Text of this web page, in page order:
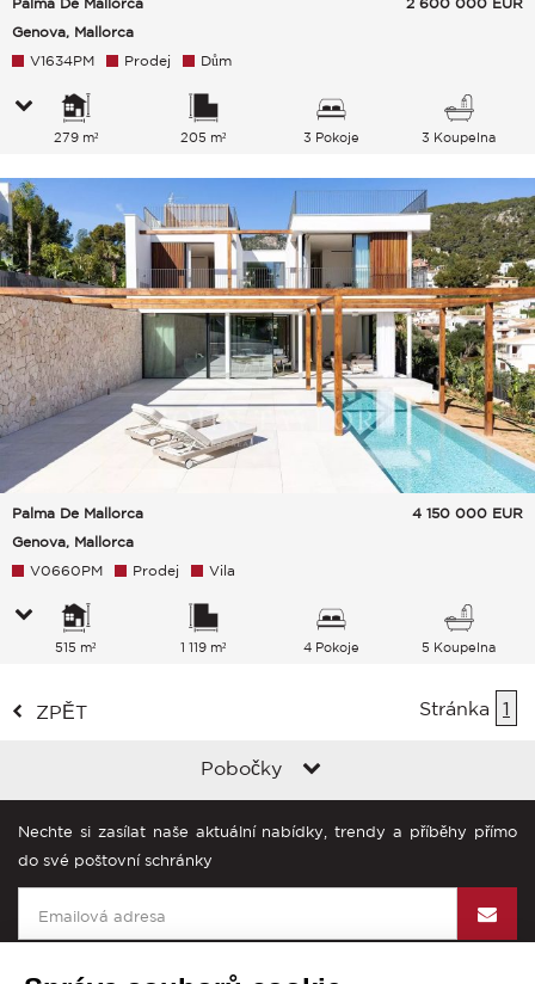
Genova, Mallorca
V1634PM Prodej Dům
279 m² 205 m² 3 Pokoje 3 Koupelna
Palma De Mallorca
Genova, Mallorca
4 150 000 EUR
V0660PM Prodej Vila
515 m² 1 119 m² 4 Pokoje 5 Koupelna
ZPĚT Stránka 1
Pobočky
Nechte si zasílat naše aktuální nabídky, trendy a příběhy přímo
do své poštovní schránky